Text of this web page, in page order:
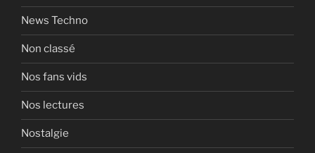
News Techno
Non classé
Nos fans vids
Nos lectures
Nostalgie